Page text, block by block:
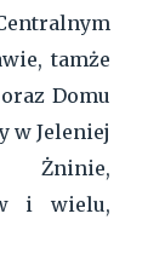
tamże
Domu
w Jeleniej
Żninie,
i wielu,